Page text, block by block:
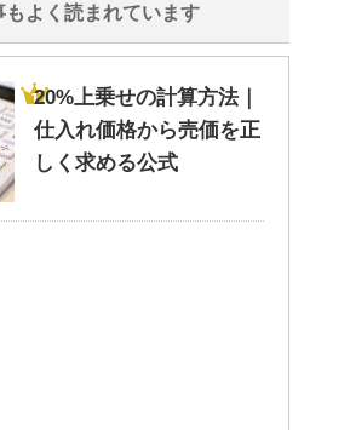
もよく読まれています
20%上乗せの計算方法｜
仕入れ価格から売価を正
しく求める公式